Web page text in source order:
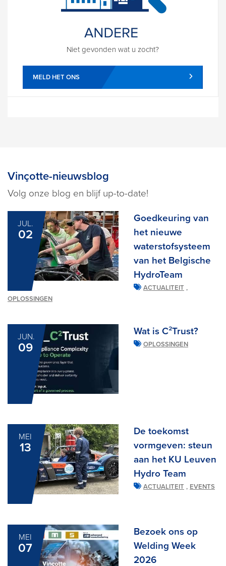
Niet gevonden wat u zocht?
MELD HET ONS
Vinçotte-nieuwsblog
Volg onze blog en blijf up-to-date!
JUL.
02
Goedkeuring van
het nieuwe
waterstofsysteem
van het Belgische
HydroTeam
ACTUALITEIT ,
OPLOSSINGEN
JUN.
09
Wat is C²Trust?
OPLOSSINGEN
MEI
13
De toekomst
vormgeven: steun
aan het KU Leuven
Hydro Team
ACTUALITEIT , EVENTS
MEI
07
Bezoek ons op
Welding Week
2026